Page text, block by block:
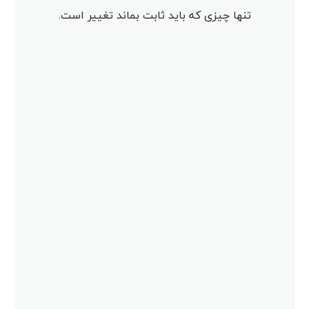
تنها چیزی که باید ثابت بماند تغییر است.